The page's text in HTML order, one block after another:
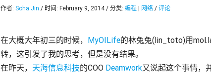
作者: Soha Jin / 时间: February 9, 2014 / 分类: 编程| 网络/ 评论
在大概大年初三的时候， MyOILife的林兔兔(lin_toto)用
转，这引发了我的思考，但是没有结果。
在昨天， 天海信息科技的COO Deamwork又说起这个事情，